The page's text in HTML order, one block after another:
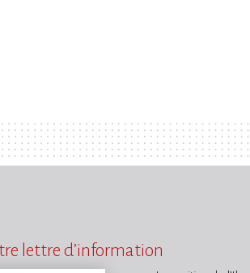
lettre d’information